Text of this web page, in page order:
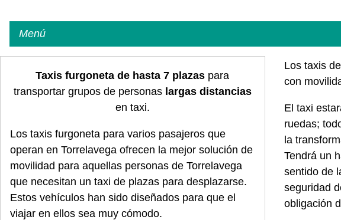
Menú
Taxis furgoneta de hasta 7 plazas para
transportar grupos de personas largas distancias
en taxi.
Los taxis furgoneta para varios pasajeros que
operan en Torrelavega ofrecen la mejor solución de
movilidad para aquellas personas de Torrelavega
que necesitan un taxi de plazas para desplazarse.
Estos vehículos han sido diseñados para que el
viajar en ellos sea muy cómodo.
Los taxis
con
El taxi
ruedas;
la
Tendrá un
sentido de
seguridad
obligación